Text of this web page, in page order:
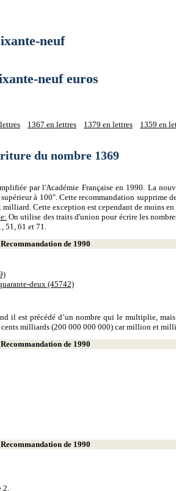
neuf
neuf euros
1367 en lettres 1379 en lettres 1359 en
du nombre 1369
par l'Académie Française en 1990. La
à 100". Cette recommandation supprime
Cette exception est cependant de moins
On utilise des traits d'union pour écrire les
51, 61 et 71.
Recommandation de 1990
deux (45742)
il est précédé d’un nombre qui le multiplie,
milliards (200 000 000 000) car million et
Recommandation de 1990
Recommandation de 1990
2.